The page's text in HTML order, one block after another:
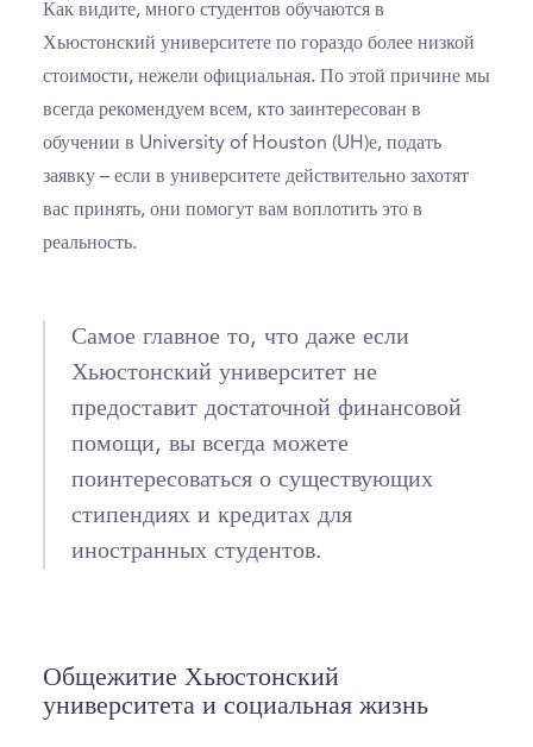
Как видите, много студентов обучаются в
Хьюстонский университете по гораздо более низкой
стоимости, нежели официальная. По этой причине мы
всегда рекомендуем всем, кто заинтересован в
обучении в University of Houston (UH)е, подать
заявку – если в университете действительно захотят
вас принять, они помогут вам воплотить это в
реальность.
Самое главное то, что даже если
Хьюстонский университет не
предоставит достаточной финансовой
помощи, вы всегда можете
поинтересоваться о существующих
стипендиях и кредитах для
иностранных студентов.
Общежитие Хьюстонский
университета и социальная жизнь